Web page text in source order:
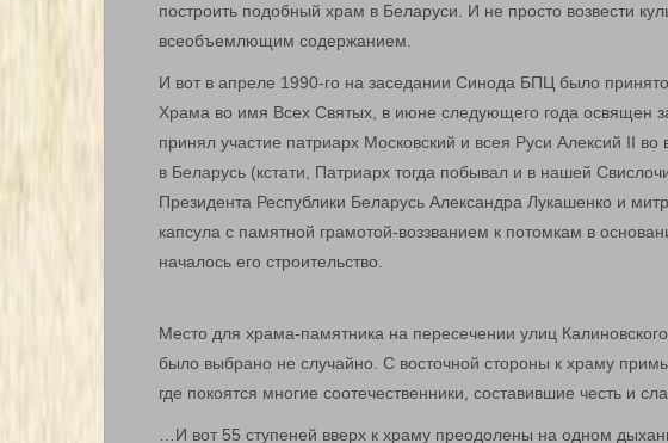
построить подобный храм в Беларуси. И не просто возвести
всеобъемлющим содержанием.
И вот в апреле 1990-го на заседании Синода БПЦ было
Храма во имя Всех Святых, в июне следующего года освящен
принял участие патриарх Московский и всея Руси Алексий II
в Беларусь (кстати, Патриарх тогда побывал и в нашей
Президента Республики Беларусь Александра Лукашенко и
капсула с памятной грамотой-воззванием к потомкам в
началось его строительство.
Место для храма-памятника на пересечении улиц
было выбрано не случайно. С восточной стороны к храму
где покоятся многие соотечественники, составившие честь и
…И вот 55 ступеней вверх к храму преодолены на одном